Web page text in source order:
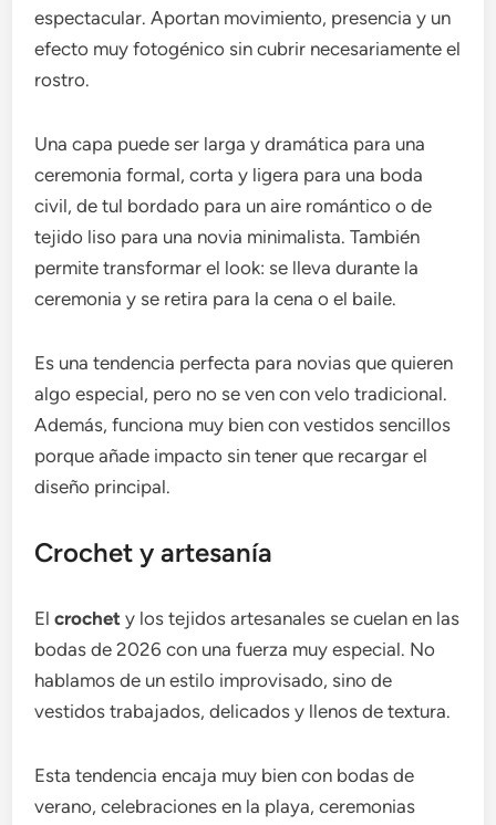
espectacular. Aportan movimiento, presencia y un
efecto muy fotogénico sin cubrir necesariamente el
rostro.
Una capa puede ser larga y dramática para una
ceremonia formal, corta y ligera para una boda
civil, de tul bordado para un aire romántico o de
tejido liso para una novia minimalista. También
permite transformar el look: se lleva durante la
ceremonia y se retira para la cena o el baile.
Es una tendencia perfecta para novias que quieren
algo especial, pero no se ven con velo tradicional.
Además, funciona muy bien con vestidos sencillos
porque añade impacto sin tener que recargar el
diseño principal.
Crochet y artesanía
Elcrochet y los tejidos artesanales se cuelan en las
bodas de 2026 con una fuerza muy especial. No
hablamos de un estilo improvisado, sino de
vestidos trabajados, delicados y llenos de textura.
Esta tendencia encaja muy bien con bodas de
verano, celebraciones en la playa, ceremonias